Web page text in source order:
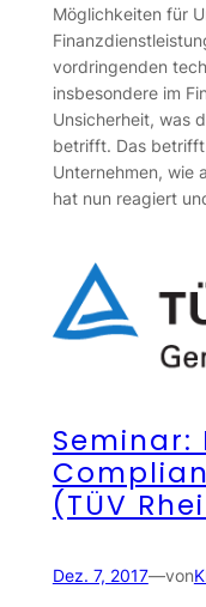
Möglichkeiten für
vordringenden
insbesondere im
Unsicherheit, was
betrifft. Das
Unternehmen, wie
hat nun reagiert
Seminar:
(TÜV
Dez. 7, 2017—von